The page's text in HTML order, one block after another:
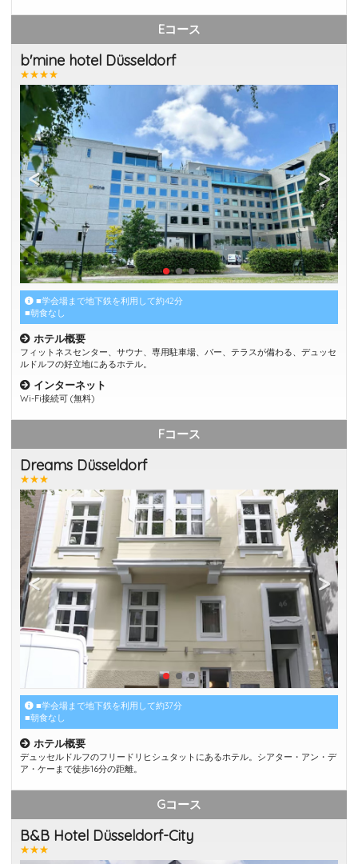
Eコース
b'mine hotel Düsseldorf
★★★★
■学会場まで地下鉄を利用して約42分
■朝食なし
ホテル概要
フィットネスセンター、サウナ、専用駐車場、バー、テラスが備わる、デュッセ
ルドルフの好立地にあるホテル。
インターネット
Wi-Fi接続可 (無料)
Fコース
Dreams Düsseldorf
★★★
■学会場まで地下鉄を利用して約37分
■朝食なし
ホテル概要
デュッセルドルフのフリードリヒシュタットにあるホテル。シアター・アン・デ
ア・ケーまで徒歩16分の距離。
Gコース
B&B Hotel Düsseldorf-City
★★★